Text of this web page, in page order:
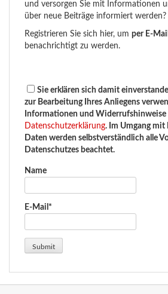
und versorgen Sie mit Informationen
über neue Beiträge informiert werden?
Registrieren Sie sich hier, um per E-Mail
benachrichtigt zu werden.
Sie erklären sich damit
zur Bearbeitung Ihres Anliegens
Informationen und Widerrufshinweise
Datenschutzerklärung. Im Umgang mit
Daten werden selbstverständlich alle
Datenschutzes beachtet.
Name
E-Mail*